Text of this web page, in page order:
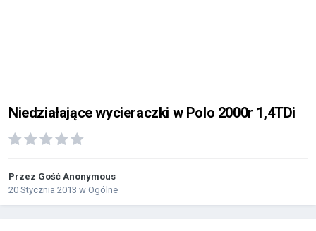
Niedziałające wycieraczki w Polo 2000r 1,4TDi
Przez Gość Anonymous
20 Stycznia 2013 w Ogólne